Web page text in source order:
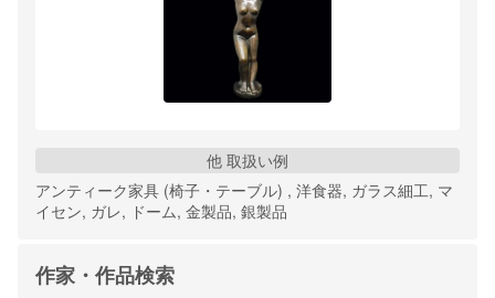
他 取扱い例
アンティーク家具 (椅子・テーブル) , 洋食器, ガラス細工, マ
イセン, ガレ, ドーム, 金製品, 銀製品
作家・作品検索